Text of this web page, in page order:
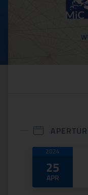
Date di
2024
25
APR